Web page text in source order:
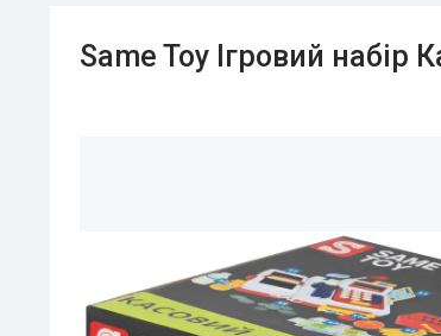
Same Toy Ігровий набір